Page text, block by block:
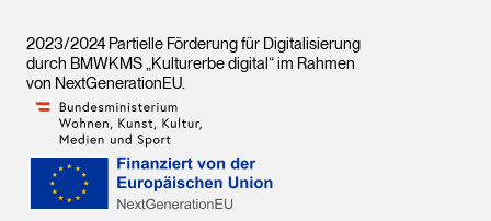
2023/2024 Partielle Förderung für Digitalisierung
durch BMWKMS „Kulturerbe digital“ im Rahmen
von NextGenerationEU.